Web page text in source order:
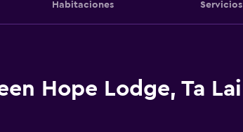
Habitaciones Servicios
Hope Lodge, Ta Lai